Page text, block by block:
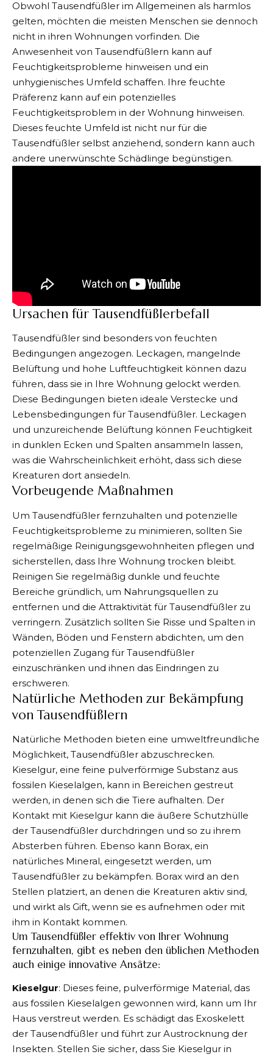
Obwohl Tausendfüßler im Allgemeinen als harmlos
gelten, möchten die meisten Menschen sie dennoch
nicht in ihren Wohnungen vorfinden. Die
Anwesenheit von Tausendfüßlern kann auf
Feuchtigkeitsprobleme hinweisen und ein
unhygienisches Umfeld schaffen. Ihre feuchte
Präferenz kann auf ein potenzielles
Feuchtigkeitsproblem in der Wohnung hinweisen.
Dieses feuchte Umfeld ist nicht nur für die
Tausendfüßler selbst anziehend, sondern kann auch
andere unerwünschte Schädlinge begünstigen.
Ursachen für Tausendfüßlerbefall
Tausendfüßler sind besonders von feuchten
Bedingungen angezogen. Leckagen, mangelnde
Belüftung und hohe Luftfeuchtigkeit können dazu
führen, dass sie in Ihre Wohnung gelockt werden.
Diese Bedingungen bieten ideale Verstecke und
Lebensbedingungen für Tausendfüßler. Leckagen
und unzureichende Belüftung können Feuchtigkeit
in dunklen Ecken und Spalten ansammeln lassen,
was die Wahrscheinlichkeit erhöht, dass sich diese
Kreaturen dort ansiedeln.
Vorbeugende Maßnahmen
Um Tausendfüßler fernzuhalten und potenzielle
Feuchtigkeitsprobleme zu minimieren, sollten Sie
regelmäßige Reinigungsgewohnheiten pflegen und
sicherstellen, dass Ihre Wohnung trocken bleibt.
Reinigen Sie regelmäßig dunkle und feuchte
Bereiche gründlich, um Nahrungsquellen zu
entfernen und die Attraktivität für Tausendfüßler zu
verringern. Zusätzlich sollten Sie Risse und Spalten in
Wänden, Böden und Fenstern abdichten, um den
potenziellen Zugang für Tausendfüßler
einzuschränken und ihnen das Eindringen zu
erschweren.
Natürliche Methoden zur Bekämpfung
von Tausendfüßlern
Natürliche Methoden bieten eine umweltfreundliche
Möglichkeit, Tausendfüßler abzuschrecken.
Kieselgur, eine feine pulverförmige Substanz aus
fossilen Kieselalgen, kann in Bereichen gestreut
werden, in denen sich die Tiere aufhalten. Der
Kontakt mit Kieselgur kann die äußere Schutzhülle
der Tausendfüßler durchdringen und so zu ihrem
Absterben führen. Ebenso kann Borax, ein
natürliches Mineral, eingesetzt werden, um
Tausendfüßler zu bekämpfen. Borax wird an den
Stellen platziert, an denen die Kreaturen aktiv sind,
und wirkt als Gift, wenn sie es aufnehmen oder mit
ihm in Kontakt kommen.
Um Tausendfüßler effektiv von Ihrer Wohnung
fernzuhalten, gibt es neben den üblichen Methoden
auch einige innovative Ansätze:
Kieselgur: Dieses feine, pulverförmige Material, das
aus fossilen Kieselalgen gewonnen wird, kann um Ihr
Haus verstreut werden. Es schädigt das Exoskelett
der Tausendfüßler und führt zur Austrocknung der
Insekten. Stellen Sie sicher, dass Sie Kieselgur in